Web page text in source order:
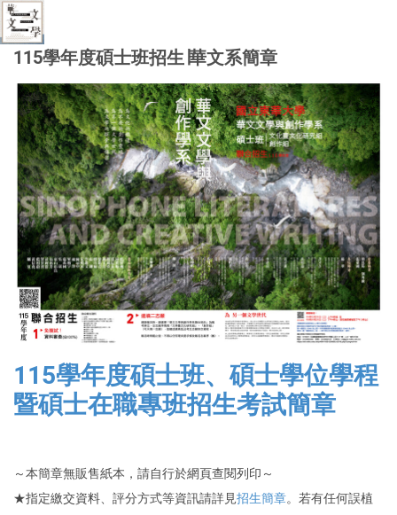
115學年度碩士班招生∣華文系簡章
115學年度碩士班、碩士學位學程
暨碩士在職專班招生考試簡章
～本簡章無販售紙本，請自行於網頁查閱列印～
★指定繳交資料、評分方式等資訊請詳見招生簡章。若有任何誤植